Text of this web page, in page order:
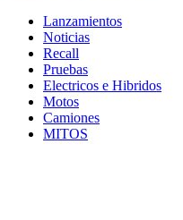
Lanzamientos
Noticias
Recall
Pruebas
Electricos e Hibridos
Motos
Camiones
MITOS